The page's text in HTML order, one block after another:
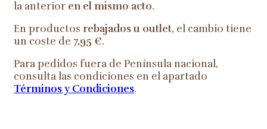
la anterior en el mismo acto.
En productos rebajados u outlet, el cambio tiene
un coste de 7,95 €.
Para pedidos fuera de Península nacional,
consulta las condiciones en el apartado
Términos y Condiciones.